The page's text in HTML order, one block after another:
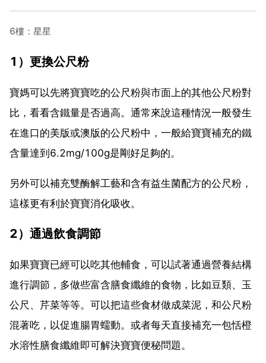
6樓：星星
1）更換公尺粉
寶媽可以先將寶寶吃的公尺粉與市面上的其他公尺粉對
比，看看含鐵量是否過高。通常來說這種情況一般發生
在進口的美版或澳版的公尺粉中，一般給寶寶補充的鐵
含量達到6.2mg/100g是剛好足夠的。
另外可以補充雙酶解工藝和含有益生菌配方的公尺粉，
這樣更有利於寶寶消化吸收。
2）通過飲食調節
如果寶寶已經可以吃其他輔食，可以試著通過營養結構
進行調節，多做些富含膳食纖維的食物，比如豆類、玉
公尺、芹菜等等。可以把這些食材做成菜泥，和公尺粉
混著吃，以促進腸胃蠕動。或者每天直接補充一包恬橙
水溶性膳食纖維即可解決寶寶便秘問題。